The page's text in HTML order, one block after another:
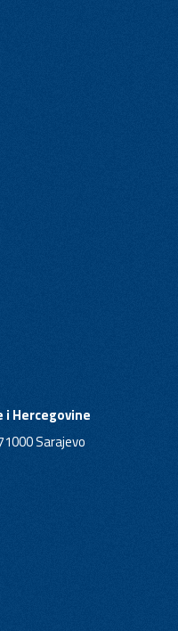
i Hercegovine
Sarajevo